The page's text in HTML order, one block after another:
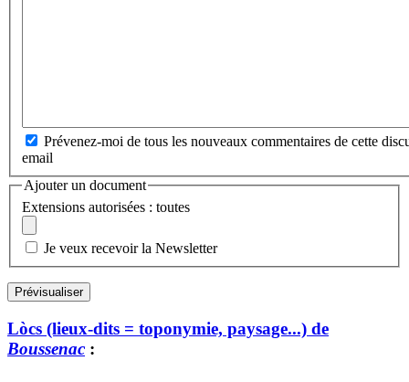
Prévenez-moi de tous les nouveaux commentaires de cette
email
Ajouter un document
Extensions autorisées : toutes
Je veux recevoir la Newsletter
Lòcs (lieux-dits = toponymie, paysage...) de
Boussenac :